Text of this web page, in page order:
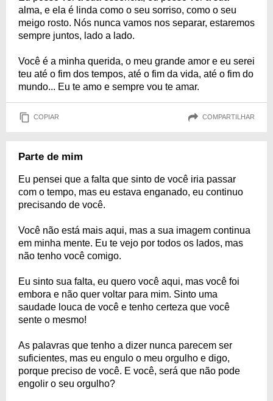
alma, e ela é linda como o seu sorriso, como o seu
meigo rosto. Nós nunca vamos nos separar, estaremos
sempre juntos, lado a lado.
Você é a minha querida, o meu grande amor e eu serei
teu até o fim dos tempos, até o fim da vida, até o fim do
mundo... Eu te amo e sempre vou te amar.
COPIAR COMPARTILHAR
Parte de mim
Eu pensei que a falta que sinto de você iria passar
com o tempo, mas eu estava enganado, eu continuo
precisando de você.
Você não está mais aqui, mas a sua imagem continua
em minha mente. Eu te vejo por todos os lados, mas
não tenho você comigo.
Eu sinto sua falta, eu quero você aqui, mas você foi
embora e não quer voltar para mim. Sinto uma
saudade louca de você e tenho certeza que você
sente o mesmo!
As palavras que tenho a dizer nunca parecem ser
suficientes, mas eu engulo o meu orgulho e digo,
porque preciso de você. E você, será que não pode
engolir o seu orgulho?